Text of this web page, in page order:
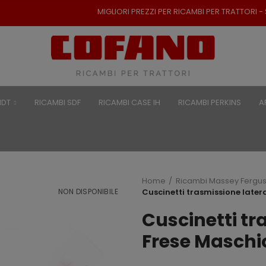
MIGLIORI PREZZI PER RICAMBI PER TRATTORI -
RICAMBI SDF RICAMBI CASE IH RICAMBI PERKINS
NON DISPONIBILE
Home
Ricambi Massey
Cuscinetti trasmissione
Cuscinetti
Frese